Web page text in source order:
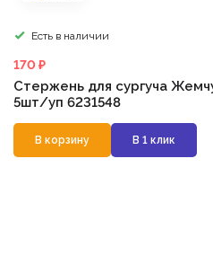
Есть в наличии
170 ₽
Стержень для сургуча
5шт/уп 6231548
В корзину В 1 клик